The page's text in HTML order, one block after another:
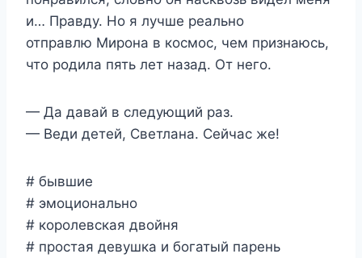
и… Правду. Но я лучше реально
отправлю Мирона в космос, чем признаюсь,
что родила пять лет назад. От него.
— Да давай в следующий раз.
— Веди детей, Светлана. Сейчас же!
# бывшие
# эмоционально
# королевская двойня
# простая девушка и богатый парень